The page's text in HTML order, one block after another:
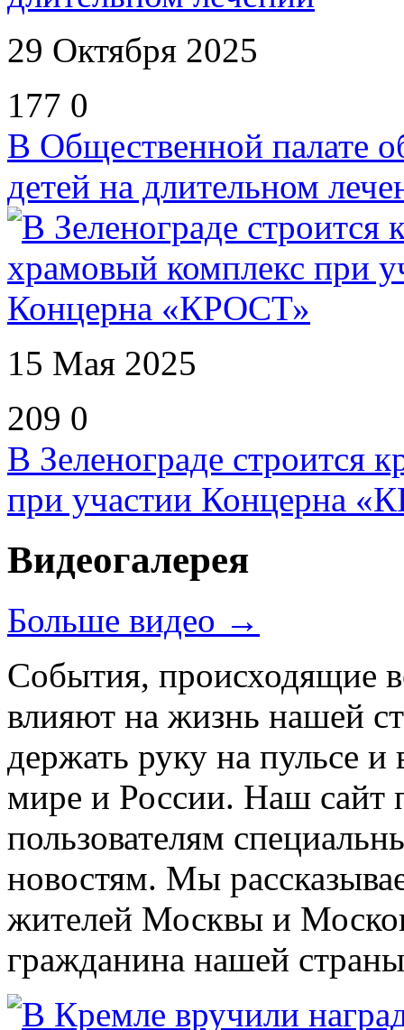
29 Октября 2025
177 0
В Общественной палате
детей на длительном
15 Мая 2025
209 0
В Зеленограде строится
при участии Концерна
Видеогалерея
Больше видео →
События, происходящие
влияют на жизнь нашей
держать руку на пульсе и
мире и России. Наш сайт
пользователям
новостям. Мы
жителей Москвы и
гражданина нашей